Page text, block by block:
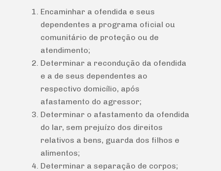
Encaminhar a ofendida e seus
dependentes a programa oficial ou
comunitário de proteção ou de
atendimento;
Determinar a recondução da ofendida
e a de seus dependentes ao
respectivo domicílio, após
afastamento do agressor;
Determinar o afastamento da ofendida
do lar, sem prejuízo dos direitos
relativos a bens, guarda dos filhos e
alimentos;
Determinar a separação de corpos;